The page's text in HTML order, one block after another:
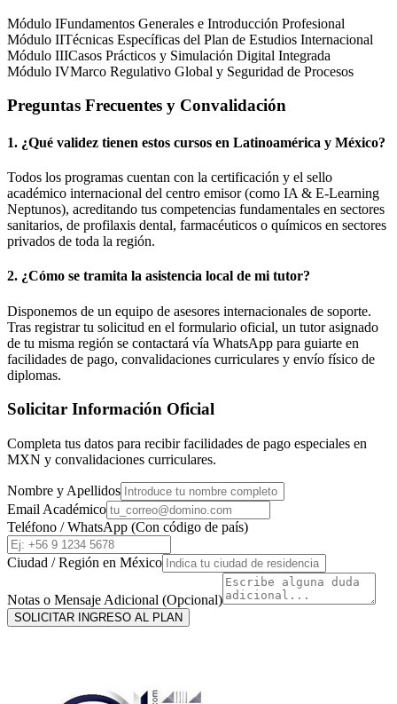
Módulo IFundamentos Generales e Introducción Profesional
Módulo IITécnicas Específicas del Plan de Estudios Internacional
Módulo IIICasos Prácticos y Simulación Digital Integrada
Módulo IVMarco Regulativo Global y Seguridad de Procesos
Preguntas Frecuentes y Convalidación
1. ¿Qué validez tienen estos cursos en Latinoamérica y México?
Todos los programas cuentan con la certificación y el sello
académico internacional del centro emisor (como IA & E-Learning
Neptunos), acreditando tus competencias fundamentales en sectores
sanitarios, de profilaxis dental, farmacéuticos o químicos en sectores
privados de toda la región.
2. ¿Cómo se tramita la asistencia local de mi tutor?
Disponemos de un equipo de asesores internacionales de soporte.
Tras registrar tu solicitud en el formulario oficial, un tutor asignado
de tu misma región se contactará vía WhatsApp para guiarte en
facilidades de pago, convalidaciones curriculares y envío físico de
diplomas.
Solicitar Información Oficial
Completa tus datos para recibir facilidades de pago especiales en
MXN y convalidaciones curriculares.
Nombre y Apellidos
Email Académico
Teléfono / WhatsApp (Con código de país)
Ciudad / Región en México
Notas o Mensaje Adicional (Opcional)
SOLICITAR INGRESO AL PLAN